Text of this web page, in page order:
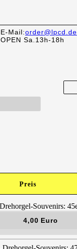
E-Mail:order@lpcd.de
OPEN Sa.13h-18h
Preis
4,00 Euro